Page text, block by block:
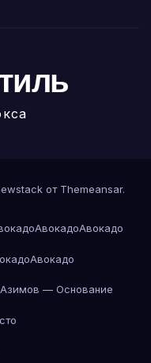
от Themeansar.
АвокадоАвокадо
Авокадо
— Основание